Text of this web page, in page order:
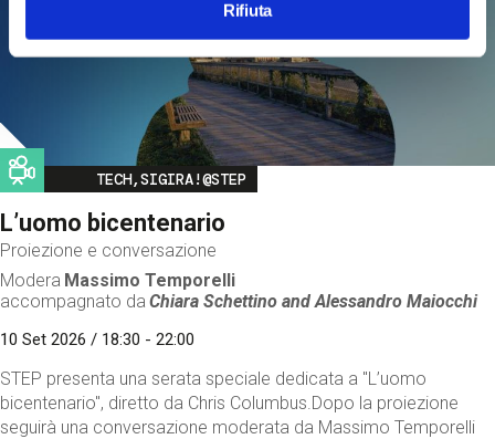
Rifiuta
Image
TECH,SIGIRA!@STEP
L’uomo bicentenario
Proiezione e conversazione
Modera Massimo Temporelli
accompagnato da Chiara Schettino andAlessandro Maiocchi
10 Set 2026 / 18:30 - 22:00
STEP presenta una serata speciale dedicata a "L’uomo
bicentenario", diretto da Chris Columbus.Dopo la proiezione
seguirà una conversazione moderata da Massimo Temporelli